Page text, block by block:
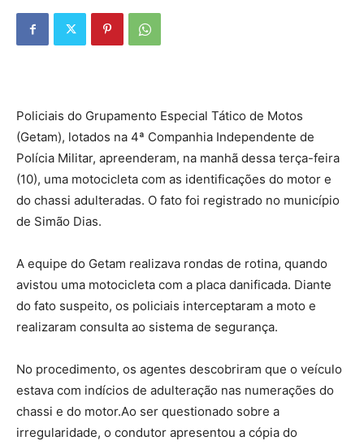
Policiais do Grupamento Especial Tático de Motos
(Getam), lotados na 4ª Companhia Independente de
Polícia Militar, apreenderam, na manhã dessa terça-feira
(10), uma motocicleta com as identificações do motor e
do chassi adulteradas. O fato foi registrado no município
de Simão Dias.
A equipe do Getam realizava rondas de rotina, quando
avistou uma motocicleta com a placa danificada. Diante
do fato suspeito, os policiais interceptaram a moto e
realizaram consulta ao sistema de segurança.
No procedimento, os agentes descobriram que o veículo
estava com indícios de adulteração nas numerações do
chassi e do motor.Ao ser questionado sobre a
irregularidade, o condutor apresentou a cópia do